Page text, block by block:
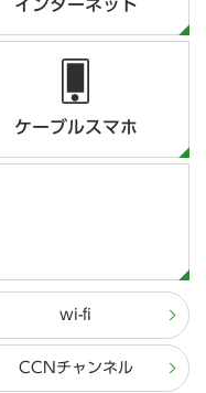
インターネット
ケーブルスマホ
wi-fi
CCNチャンネル